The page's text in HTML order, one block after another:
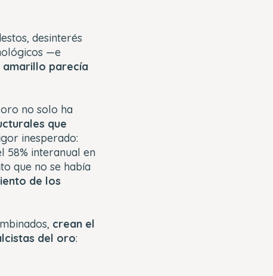
desinterés
—e
amarillo parecía
no solo ha
que
inesperado:
58% interanual en
que no se había
de los
crean el
del oro: